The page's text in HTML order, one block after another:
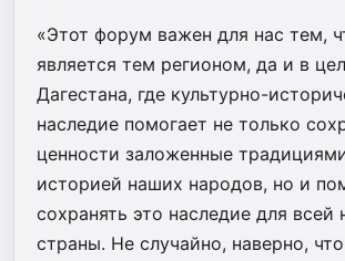
«Этот форум важен для нас тем,
является тем регионом, да и в
Дагестана, где культурно-
наследие помогает не только
ценности заложенные
историей наших народов, но и
сохранять это наследие для всей
страны. Не случайно, наверно,